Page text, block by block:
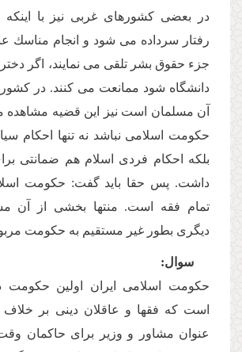
در بعضى كشورهاى غربى نیز با اینكه
رفتار سرداده مى شود و انجام مناسك
جزء حقوق بشر تلقى مى نمایند، اگر
دانشگاه شود ممانعت مى كنند. در
آن مسلمان است نیز این قضیه مشاهده
حكومت اسلامى نباشد نه تنها احكام
بلكه احكام فردى اسلام هم ضمانتى
داشت. پس حقا باید گفت: حكومت
تمام فقه است. منتها بخشى از آن
دیگرى بطور غیر مستقیم به حكومت
سوال:
حكومت اسلامى ایران اولین حكومت
است كه فقها و عاقلان دینى بر
عنوان مشاور و وزیر براى حاكمان